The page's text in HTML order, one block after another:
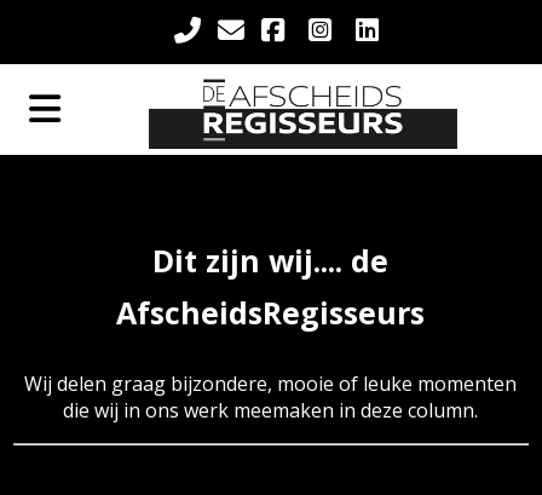
Dit zijn wij.... de
AfscheidsRegisseurs
Wij delen graag bijzondere, mooie of leuke momenten
die wij in ons werk meemaken in deze column.